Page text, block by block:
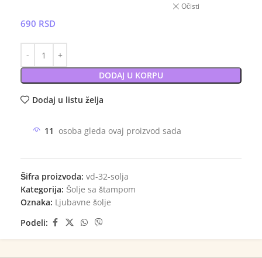
Očisti
690 RSD
DODAJ U KORPU
Dodaj u listu želja
11 osoba gleda ovaj proizvod sada
Šifra proizvoda: vd-32-solja
Kategorija: Šolje sa štampom
Oznaka: Ljubavne šolje
Podeli: